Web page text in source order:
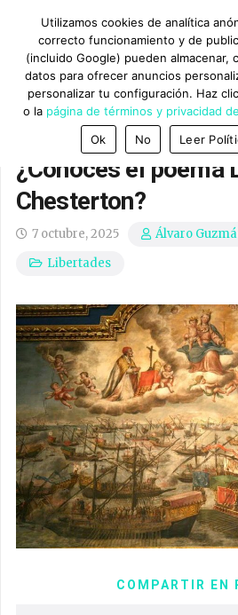
¿Conoces el poema
Chesterton?
7 octubre, 2025
Álvaro
Libertades
COMPARTIR EN
Utilizamos cookies de analítica
correcto funcionamiento y de
(incluido Google) pueden almacenar,
datos para ofrecer anuncios
personalizar tu configuración. Haz
o la página de términos y privacidad
Ok
No Leer